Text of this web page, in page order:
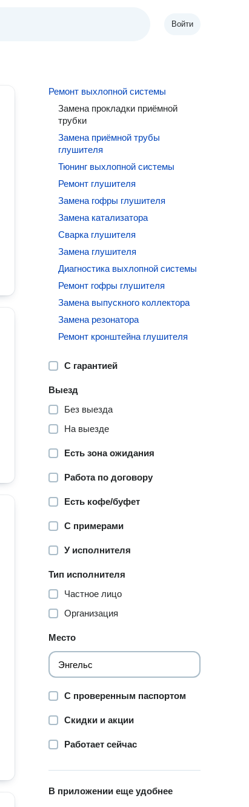
Войти
Ремонт выхлопной системы
Замена прокладки приёмной
трубки
Замена приёмной трубы
глушителя
Тюнинг выхлопной системы
Ремонт глушителя
Замена гофры глушителя
Замена катализатора
Сварка глушителя
Замена глушителя
Диагностика выхлопной системы
Ремонт гофры глушителя
Замена выпускного коллектора
Замена резонатора
Ремонт кронштейна глушителя
С гарантией
Выезд
Без выезда
На выезде
Есть зона ожидания
Работа по договору
Есть кофе/буфет
С примерами
У исполнителя
Тип исполнителя
Частное лицо
Организация
Место
С проверенным паспортом
Скидки и акции
Работает сейчас
В приложении еще удобнее